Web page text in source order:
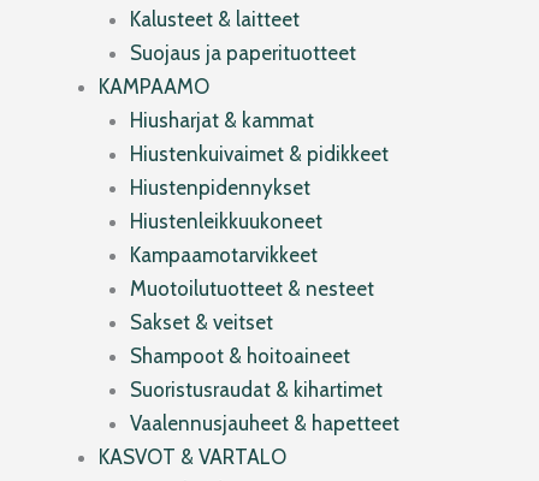
Kalusteet & laitteet
Suojaus ja paperituotteet
KAMPAAMO
Hiusharjat & kammat
Hiustenkuivaimet & pidikkeet
Hiustenpidennykset
Hiustenleikkuukoneet
Kampaamotarvikkeet
Muotoilutuotteet & nesteet
Sakset & veitset
Shampoot & hoitoaineet
Suoristusraudat & kihartimet
Vaalennusjauheet & hapetteet
KASVOT & VARTALO